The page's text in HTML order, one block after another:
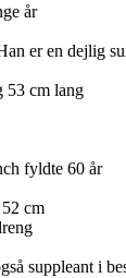
år
er en dejlig
53 cm lang
fyldte 60 år
cm
suppleant i